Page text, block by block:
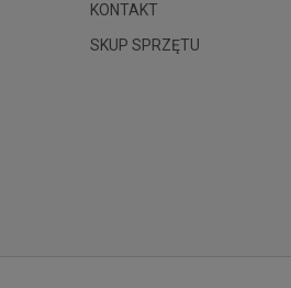
KONTAKT
SKUP SPRZĘTU